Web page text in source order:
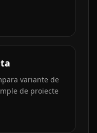
variante de
de proiecte